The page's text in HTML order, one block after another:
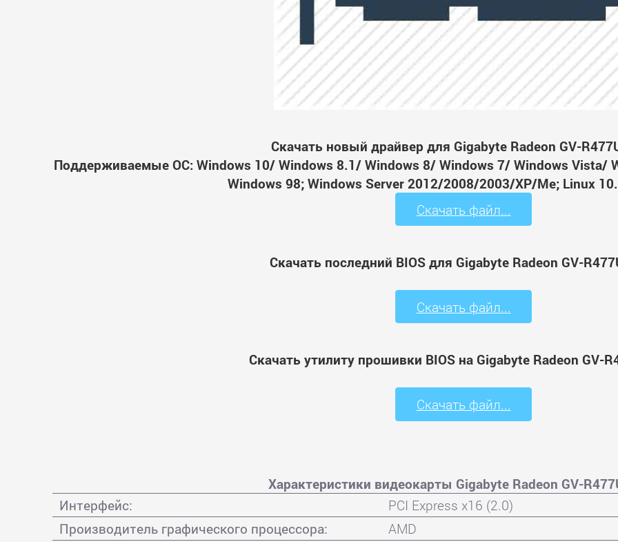
Скачать новый драйвер для Gigabyte Radeon GV-
Поддерживаемые ОС: Windows 10/ Windows 8.1/ Windows 8/ Windows 7/ Windows Vista/
Windows 98; Windows Server 2012/2008/2003/XP/Me; Linux
Скачать файл...
Скачать последний BIOS для Gigabyte Radeon GV-
Скачать файл...
Скачать утилиту прошивки BIOS на Gigabyte Radeon GV-
Скачать файл...
Характеристики видеокарты Gigabyte Radeon GV-
Интерфейс:
PCI Express x16 (2.0)
Производитель графического процессора:
AMD